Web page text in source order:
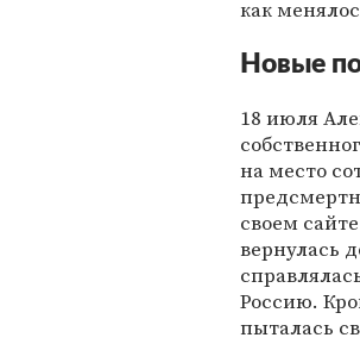
как
Новые
18 июля
на место
своем
вернулась
Россию.
пыталась